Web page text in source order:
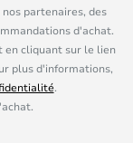
partenaires, des
d'achat.
en cliquant sur le lien
plus d'informations,
.